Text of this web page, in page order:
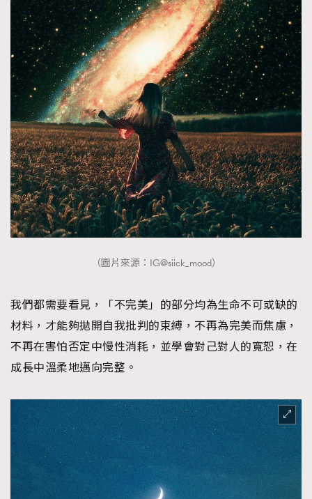
（圖片來源：IG@siick_mood）
我們都需要看見，「不完美」的部分均為生命不可或缺的
材料，才能夠拋開自我批判的束縛，不再為完美而焦慮，
不再在害怕否定中慢性消耗，並學會對己對人的寬恕，在
成長中溫柔地邁向完整。